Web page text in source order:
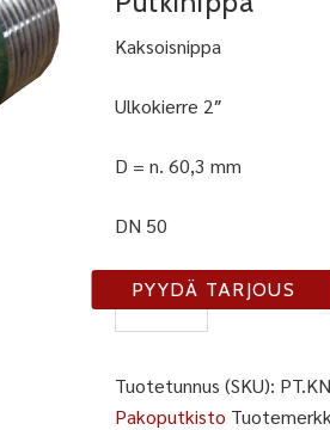
Kaksoisnippa
Ulkokierre 2″
D = n. 60,3 mm
DN 50
KN-
D
PYYDÄ TARJOUS
Tuotetunnus (SKU):
Pakoputkisto